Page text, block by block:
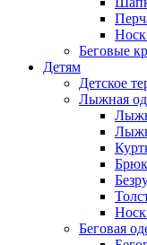
Беговые
Детям
Детское
Лыжная
Беговая